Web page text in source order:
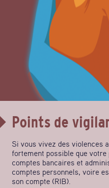
Points de
Si vous vivez des violences
fortement possible que
comptes bancaires et
comptes personnels, voire
son compte (RIB).